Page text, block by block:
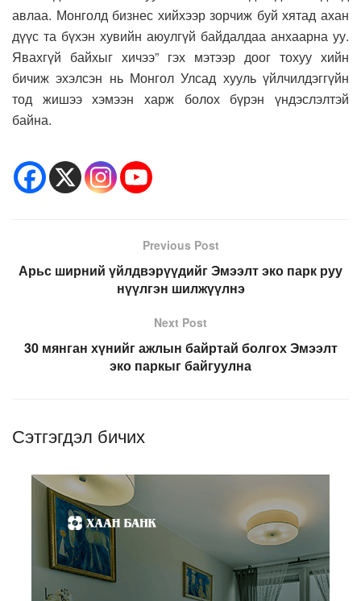
авлаа. Монголд бизнес хийхээр зорчиж буй хятад ахан
дүүс та бүхэн хувийн аюулгүй байдалдаа анхаарна уу.
Явахгүй байхыг хичээ” гэх мэтээр доог тохуу хийн
бичиж эхэлсэн нь Монгол Улсад хууль үйлчилдэггүйн
тод жишээ хэмээн харж болох бүрэн үндэслэлтэй
байна.
Previous Post
Арьс ширний үйлдвэрүүдийг Эмээлт эко парк руу
нүүлгэн шилжүүлнэ
Next Post
30 мянган хүнийг ажлын байртай болгох Эмээлт
эко паркыг байгуулна
Сэтгэгдэл бичих